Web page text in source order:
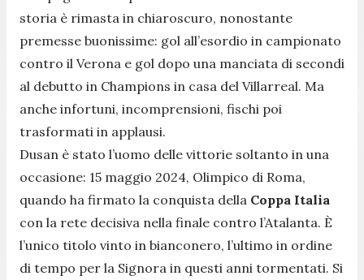
storia è rimasta in chiaroscuro, nonostante
premesse buonissime: gol all’esordio in campionato
contro il Verona e gol dopo una manciata di secondi
al debutto in Champions in casa del Villarreal. Ma
anche infortuni, incomprensioni, fischi poi
trasformati in applausi.
Dusan è stato l’uomo delle vittorie soltanto in una
occasione: 15 maggio 2024, Olimpico di Roma,
quando ha firmato la conquista della Coppa Italia
con la rete decisiva nella finale contro l’Atalanta. È
l’unico titolo vinto in bianconero, l’ultimo in ordine
di tempo per la Signora in questi anni tormentati. Si